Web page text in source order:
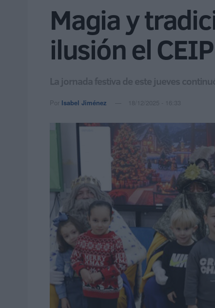
Magia y
ilusión el
La jornada festiva de este jueves
Por Isabel Jiménez 18/12/2025 - 16:33